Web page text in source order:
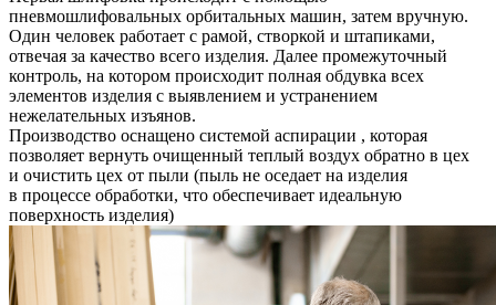
пневмошлифовальных орбитальных машин, затем вручную.
Один человек работает с рамой, створкой и штапиками,
отвечая за качество всего изделия. Далее промежуточный
контроль, на котором происходит полная обдувка всех
элементов изделия с выявлением и устранением
нежелательных изъянов.
Производство оснащено системой аспирации , которая
позволяет вернуть очищенный теплый воздух обратно в цех
и очистить цех от пыли (пыль не оседает на изделия
в процессе обработки, что обеспечивает идеальную
поверхность изделия)